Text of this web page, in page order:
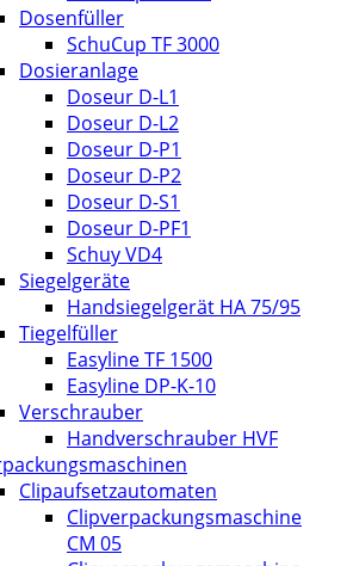
Dosenfüller
SchuCup TF 3000
Dosieranlage
Doseur D-L1
Doseur D-L2
Doseur D-P1
Doseur D-P2
Doseur D-S1
Doseur D-PF1
Schuy VD4
Siegelgeräte
Handsiegelgerät HA 75/95
Tiegelfüller
Easyline TF 1500
Easyline DP-K-10
Verschrauber
Handverschrauber HVF
Clipaufsetzautomaten
Clipverpackungsmaschine
CM 05